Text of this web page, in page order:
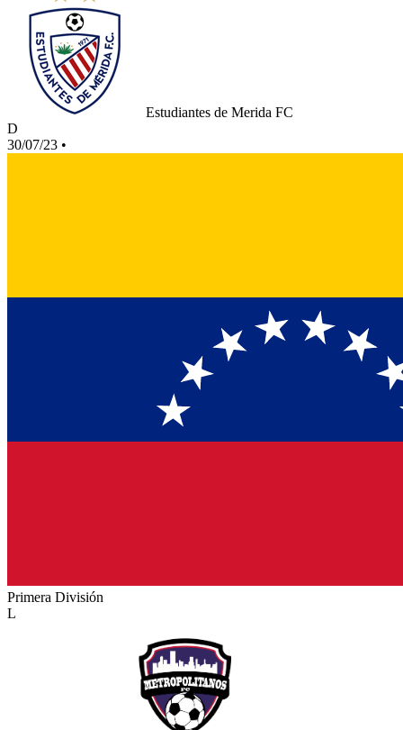
Estudiantes de Merida FC
D
30/07/23 •
Primera División
L